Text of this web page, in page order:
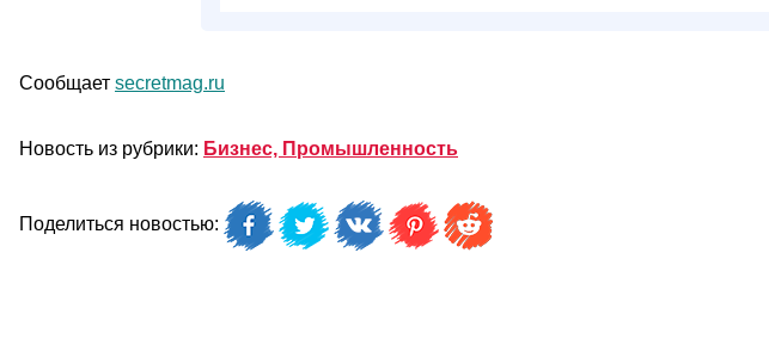
Сообщает secretmag.ru
Новость из рубрики: Бизнес, Промышленность
Поделиться новостью: